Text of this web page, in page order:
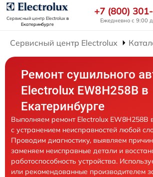
Сервисный центр Electroluxв
Екатеринбурге
+7 (800)
Ежедневно с 9:00
Сервисный центр Electrolux
Ремонт сушильного
Electrolux EW8H258B в
Екатеринбурге
Выполняем ремонт Electrolux EW8H258B
с устранением неисправностей любой
Проводим диагностику, выявляем
заменяем неисправные детали и
работоспособность устройства.
или рекомендованные производителем